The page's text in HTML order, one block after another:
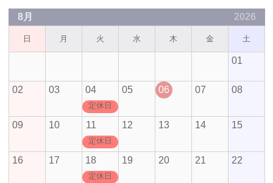
8月 2026
日 月 火 水 木 金 土
01
02 03 04
定休日
05 06 07 08
09 10 11
定休日
12 13 14 15
16 17 18
定休日
19 20 21 22